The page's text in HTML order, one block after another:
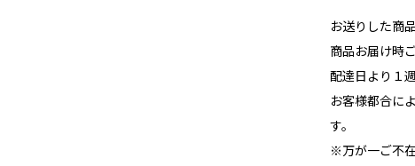
お送りした商
商品お届け時
配達日より１
お客様都合に
す。
※万が一ご不